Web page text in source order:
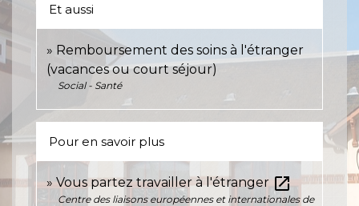
Et aussi
Remboursement des soins à l'étranger
(vacances ou court séjour)
Social - Santé
Pour en savoir plus
Vous partez travailler à l'étranger open_in_new
Centre des liaisons européennes et internationales de